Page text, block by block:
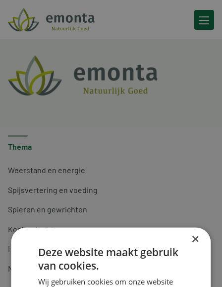
Ga naar de inhoud
Thema
Weerstand en energie
Spijsvertering en voeding
Spieren en gewrichten
Keel en luchtwegen
Huidverzorging
Nachtrust
×
Deze website maakt gebruik
van cookies.
Wij gebruiken cookies om onze website